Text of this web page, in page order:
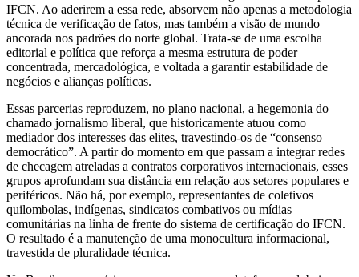
IFCN. Ao aderirem a essa rede, absorvem não apenas a metodologia
técnica de verificação de fatos, mas também a visão de mundo
ancorada nos padrões do norte global. Trata-se de uma escolha
editorial e política que reforça a mesma estrutura de poder —
concentrada, mercadológica, e voltada a garantir estabilidade de
negócios e alianças políticas.
Essas parcerias reproduzem, no plano nacional, a hegemonia do
chamado jornalismo liberal, que historicamente atuou como
mediador dos interesses das elites, travestindo-os de “consenso
democrático”. A partir do momento em que passam a integrar redes
de checagem atreladas a contratos corporativos internacionais, esses
grupos aprofundam sua distância em relação aos setores populares e
periféricos. Não há, por exemplo, representantes de coletivos
quilombolas, indígenas, sindicatos combativos ou mídias
comunitárias na linha de frente do sistema de certificação do IFCN.
O resultado é a manutenção de uma monocultura informacional,
travestida de pluralidade técnica.